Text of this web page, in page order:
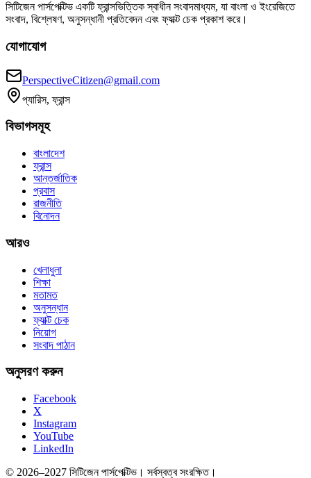
সিটিজেন পার্সপেক্টিভ একটি ফ্রান্সভিত্তিক স্বাধীন সংবাদমাধ্যম, যা বাংলা ও ইংরেজিতে
সংবাদ, বিশ্লেষণ, অনুসন্ধানী প্রতিবেদন এবং ফ্যাক্ট চেক প্রকাশ করে।
যোগাযোগ
PerspectiveCitizen@gmail.com
প্যারিস, ফ্রান্স
বিভাগসমূহ
বাংলাদেশ
ফ্রান্স
আন্তর্জাতিক
প্রবাস
রাজনীতি
বিনোদন
আরও
খেলাধুলা
শিক্ষা
মতামত
অনুসন্ধান
ফ্যাক্ট চেক
নিয়োগ
সংবাদ পাঠান
অনুসরণ করুন
Facebook
X
Instagram
YouTube
LinkedIn
© 2026–2027 সিটিজেন পার্সপেক্টিভ। সর্বস্বত্ব সংরক্ষিত।